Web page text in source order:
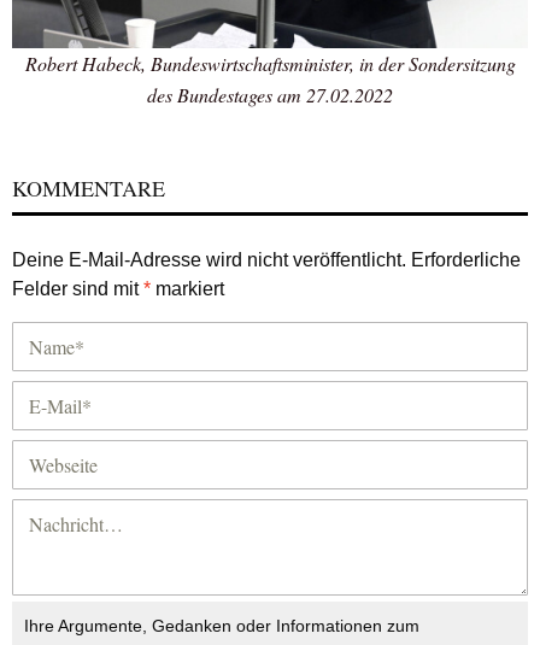
Robert Habeck, Bundeswirtschaftsminister, in der Sondersitzung
des Bundestages am 27.02.2022
KOMMENTARE
Deine E-Mail-Adresse wird nicht veröffentlicht. Erforderliche
Felder sind mit* markiert
Ihre Argumente, Gedanken oder Informationen zum